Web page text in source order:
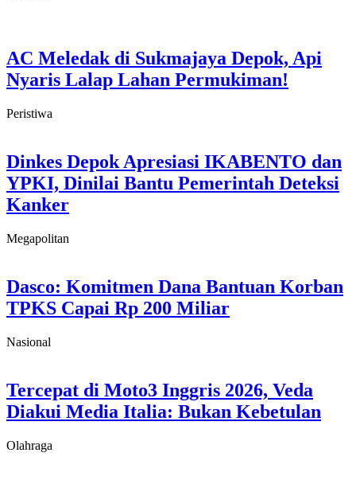
AC Meledak di Sukmajaya Depok, Api
Nyaris Lalap Lahan Permukiman!
Peristiwa
Dinkes Depok Apresiasi IKABENTO dan
YPKI, Dinilai Bantu Pemerintah Deteksi
Kanker
Megapolitan
Dasco: Komitmen Dana Bantuan Korban
TPKS Capai Rp 200 Miliar
Nasional
Tercepat di Moto3 Inggris 2026, Veda
Diakui Media Italia: Bukan Kebetulan
Olahraga